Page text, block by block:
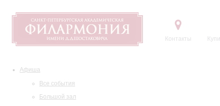
Контакты
Афиша
Все события
Большой зал